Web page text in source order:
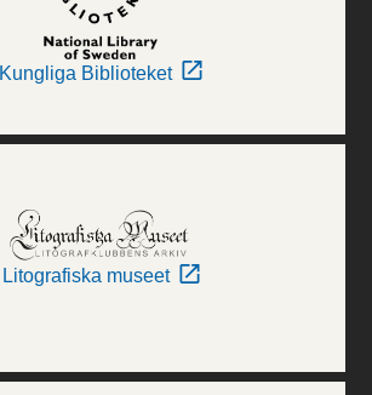
Kungliga Biblioteket
Litografiska museet